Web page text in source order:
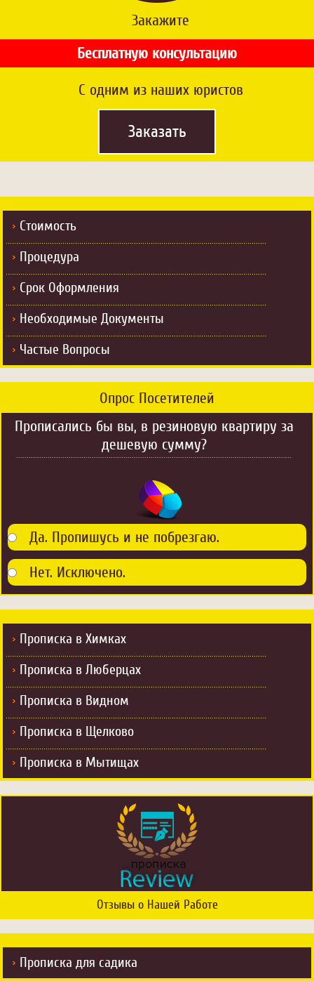
Закажите
Бесплатную консультацию
C одним из наших юристов
Заказать
Стоимость
Процедура
Срок Оформления
Необходимые Документы
Частые Вопросы
Опрос Посетителей
Прописались бы вы, в резиновую квартиру за
дешевую сумму?
Да. Пропишусь и не побрезгаю.
Нет. Исключено.
Прописка в Химках
Прописка в Люберцах
Прописка в Видном
Прописка в Щелково
Прописка в Мытищах
Отзывы о Нашей Работе
Прописка для садика